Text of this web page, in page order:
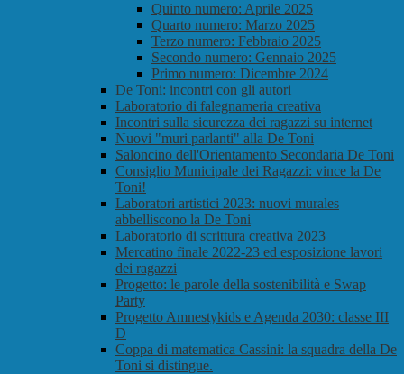
Quinto numero: Aprile 2025
Quarto numero: Marzo 2025
Terzo numero: Febbraio 2025
Secondo numero: Gennaio 2025
Primo numero: Dicembre 2024
De Toni: incontri con gli autori
Laboratorio di falegnameria creativa
Incontri sulla sicurezza dei ragazzi su internet
Nuovi "muri parlanti" alla De Toni
Saloncino dell'Orientamento Secondaria De Toni
Consiglio Municipale dei Ragazzi: vince la De
Toni!
Laboratori artistici 2023: nuovi murales
abbelliscono la De Toni
Laboratorio di scrittura creativa 2023
Mercatino finale 2022-23 ed esposizione lavori
dei ragazzi
Progetto: le parole della sostenibilità e Swap
Party
Progetto Amnestykids e Agenda 2030: classe III
D
Coppa di matematica Cassini: la squadra della De
Toni si distingue.